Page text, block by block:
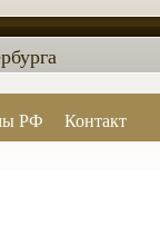
РФ
Контакт